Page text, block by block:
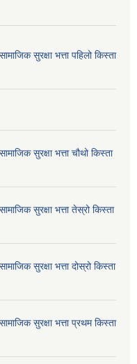
सुरक्षा भत्ता पहिलो किस्ता
सुरक्षा भत्ता चौथो किस्ता
सुरक्षा भत्ता तेस्रो किस्ता
सुरक्षा भत्ता दोस्रो किस्ता
सुरक्षा भत्ता प्रथम किस्ता